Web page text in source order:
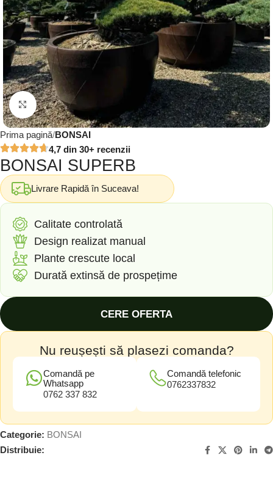
Click to enlarge
Prima pagină BONSAI
4,7 din 30+ recenzii
BONSAI SUPERB
Livrare Rapidă în Suceava!
Calitate controlată
Design realizat manual
Plante crescute local
Durată extinsă de prospețime
CERE OFERTA
Nu reușești să plasezi comanda?
Comandă pe
Whatsapp
0762 337 832
Comandă telefonic
0762337832
Categorie: BONSAI
Distribuie: